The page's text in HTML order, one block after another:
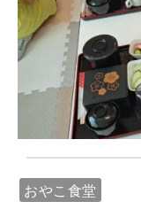
おやこ食堂